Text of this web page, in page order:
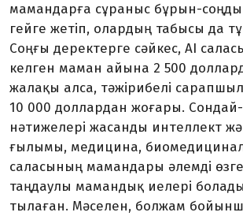
мамандарға сұра­ныс бұрын-
гейге жетіп, олардың табысы да
Соңғы деректерге сәйкес, AI
келген маман айына 2 500
жалақы алса, тә­жірибелі
10 000 доллардан жоғары. Сондай-
нәтижелері жасанды интеллект
ғылы­мы, медицина,
саласының мамандары әлемді
таңдаулы мамандық иелері
тылаған. Мәселен, болжам